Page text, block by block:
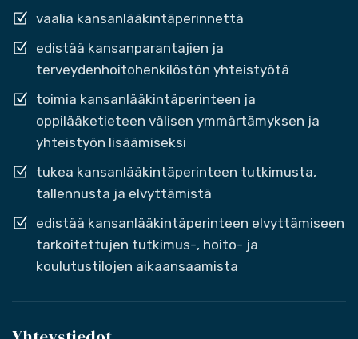
vaalia kansanlääkintäperinnettä
edistää kansanparantajien ja
terveydenhoitohenkilöstön yhteistyötä
toimia kansanlääkintäperinteen ja
oppilääketieteen välisen ymmärtämyksen ja
yhteistyön lisäämiseksi
tukea kansanlääkintäperinteen tutkimusta,
tallennusta ja elvyttämistä
edistää kansanlääkintäperinteen elvyttämiseen
tarkoitettujen tutkimus-, hoito- ja
koulutustilojen aikaansaamista